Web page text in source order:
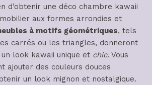
d’obtenir une déco chambre kawaii
aux formes arrondies et
à motifs géométriques, tels
carrés ou les triangles, donneront
look kawaii unique et chic. Vous
ajouter des couleurs douces
un look mignon et nostalgique.